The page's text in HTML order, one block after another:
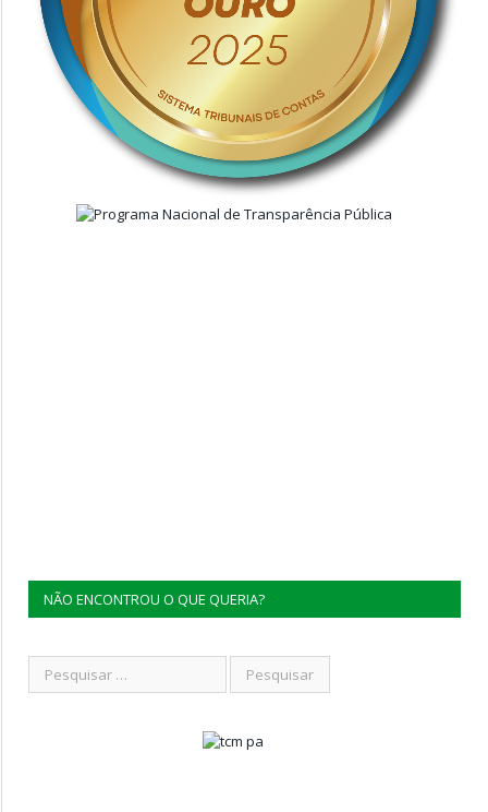
NÃO ENCONTROU O QUE QUERIA?